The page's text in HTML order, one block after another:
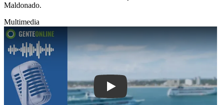
Maldonado.
Multimedia
Play: “Estamos en un verano que es